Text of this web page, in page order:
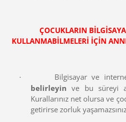
ÇOCUKLARIN
KULLANMABİLMELERİ İÇİN
· Bilgisayar ve
belirleyin ve bu süreyi
Kurallarınız net olursa ve
getirirse zorluk